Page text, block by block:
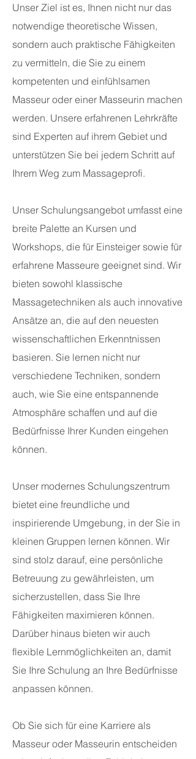
Unser Ziel ist es, Ihnen nicht nur das
notwendige theoretische Wissen,
sondern auch praktische Fähigkeiten
zu vermitteln, die Sie zu einem
kompetenten und einfühlsamen
Masseur oder einer Masseurin machen
werden. Unsere erfahrenen Lehrkräfte
sind Experten auf ihrem Gebiet und
unterstützen Sie bei jedem Schritt auf
Ihrem Weg zum Massageprofi.
Unser Schulungsangebot umfasst eine
breite Palette an Kursen und
Workshops, die für Einsteiger sowie für
erfahrene Masseure geeignet sind. Wir
bieten sowohl klassische
Massagetechniken als auch innovative
Ansätze an, die auf den neuesten
wissenschaftlichen Erkenntnissen
basieren. Sie lernen nicht nur
verschiedene Techniken, sondern
auch, wie Sie eine entspannende
Atmosphäre schaffen und auf die
Bedürfnisse Ihrer Kunden eingehen
können.
Unser modernes Schulungszentrum
bietet eine freundliche und
inspirierende Umgebung, in der Sie in
kleinen Gruppen lernen können. Wir
sind stolz darauf, eine persönliche
Betreuung zu gewährleisten, um
sicherzustellen, dass Sie Ihre
Fähigkeiten maximieren können.
Darüber hinaus bieten wir auch
flexible Lernmöglichkeiten an, damit
Sie Ihre Schulung an Ihre Bedürfnisse
anpassen können.
Ob Sie sich für eine Karriere als
Masseur oder Masseurin entscheiden